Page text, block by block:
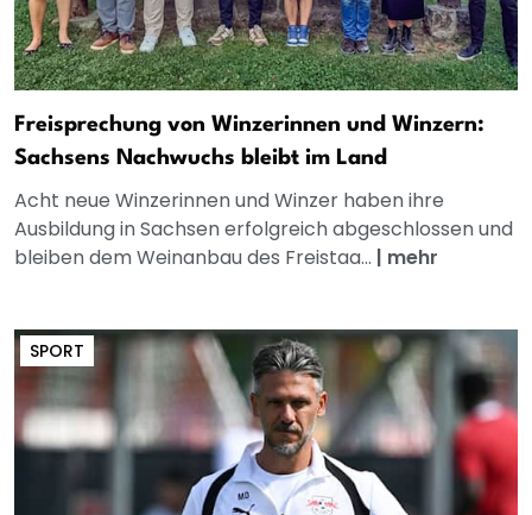
Freisprechung von Winzerinnen und Winzern:
Sachsens Nachwuchs bleibt im Land
Acht neue Winzerinnen und Winzer haben ihre
Ausbildung in Sachsen erfolgreich abgeschlossen und
bleiben dem Weinanbau des Freistaa... | mehr
SPORT